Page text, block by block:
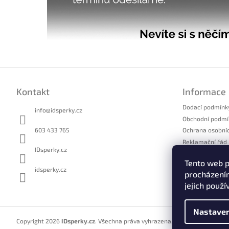
Tento web
jejich
Kontakt
info@idsperky.cz
603 433 765
IDsperky.cz
idsperky.cz
Informace
Dodací
Obchodní
Ochrana
Reklamační řád
Formulář pro
Kontakty
Copyright 2026 IDsperky.cz . Všechna práva vyhrazena. Upravit nastavení